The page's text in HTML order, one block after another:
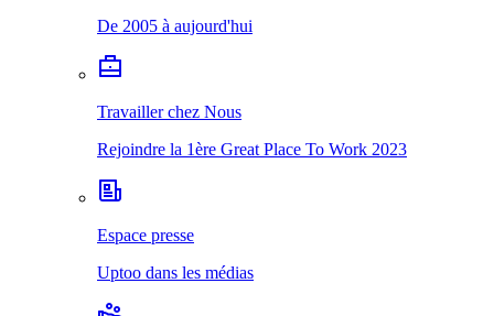
De 2005 à aujourd'hui
Travailler chez Nous
Rejoindre la 1ère Great Place To Work 2023
Espace presse
Uptoo dans les médias